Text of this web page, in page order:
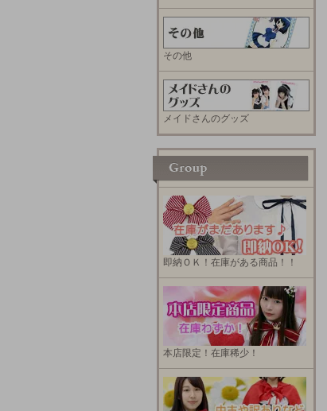
その他
メイドさんのグッズ
即納ＯＫ！在庫がある商品！！
本店限定！在庫稀少！